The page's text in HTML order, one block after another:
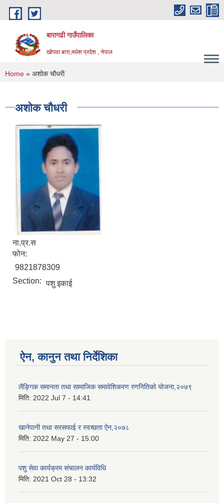
Skip to main content
बारागढी गाउँपालिका
खोपवा बारा,मधेश प्रदेश , नेपाल
You are here
Home » अशोक चौधरी
अशोक चौधरी
ना.प्र.स
फोन:
9821878309
Section: पशु इकाई
ऐन, कानुन तथा निर्देशिका
लैङ्गिक समानता तथा सामाजिक समावेशिकरण रणनितिको योजना,२०७९
मिति: 2022 Jul 7 - 14:41
खानेपानी तथा सरसफाई र स्वच्छता ऐन,२०७८
मिति: 2022 May 27 - 15:00
पशु सेवा कार्यक्रम संचालन कार्यविधि
मिति: 2021 Oct 28 - 13:32